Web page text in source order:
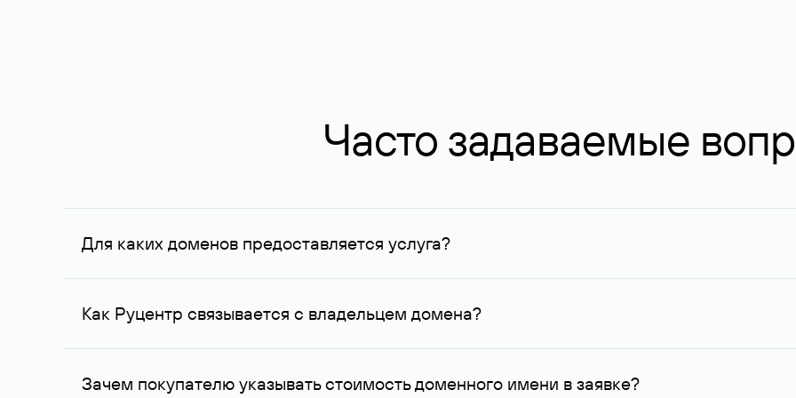
Часто задаваемые
Для каких доменов предоставляется услуга?
Услуга доступна для доменов, зарегистрированных в Руцентре и у других регистраторов. Для доменов,
Как Руцентр связывается с владельцем домена?
Для связи с владельцем домена используются его контактные данные, доступные Руцентру.
Зачем покупателю указывать стоимость доменного имени в заявке?